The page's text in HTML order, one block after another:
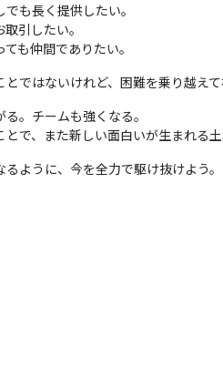
も長く提供したい。
引したい。
も仲間でありたい。
ではないけれど、困難を乗り越えて
。チームも強くなる。
で、また新しい面白いが生まれる土
ように、今を全力で駆け抜けよう。